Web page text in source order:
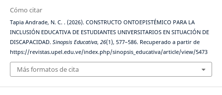
Cómo citar
Tapia Andrade, N. C. . (2026). CONSTRUCTO ONTOEPISTÉMICO PARA LA
INCLUSIÓN EDUCATIVA DE ESTUDIANTES UNIVERSITARIOS EN SITUACIÓN DE
DISCAPACIDAD. Sinopsis Educativa, 26(1), 577–586. Recuperado a partir de
https://revistas.upel.edu.ve/index.php/sinopsis_educativa/article/view/5473
Más formatos de cita